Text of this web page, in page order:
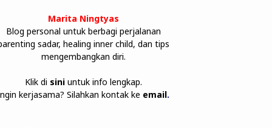
Marita Ningtyas
Blog personal untuk berbagi perjalanan
sadar, healing inner child, dan tips
mengembangkan diri.
Klik di sini untuk info lengkap.
kerjasama? Silahkan kontak ke email.